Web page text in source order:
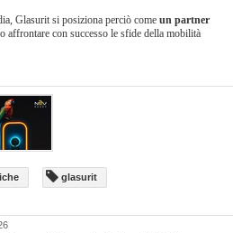
Glasurit si posiziona perciò come un partner
affrontare con successo le sfide della mobilità
glasurit